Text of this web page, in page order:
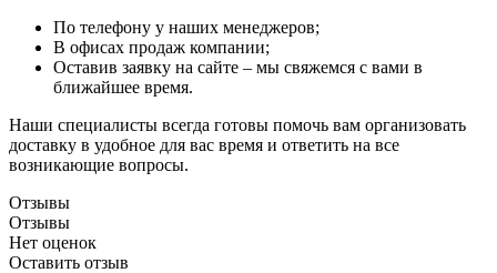
По телефону у наших менеджеров;
В офисах продаж компании;
Оставив заявку на сайте – мы свяжемся с вами в
ближайшее время.
Наши специалисты всегда готовы помочь вам организовать
доставку в удобное для вас время и ответить на все
возникающие вопросы.
Отзывы
Отзывы
Нет оценок
Оставить отзыв